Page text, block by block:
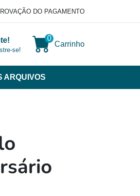
DO PAGAMENTO
se!
0
Carrinho
ARQUIVOS